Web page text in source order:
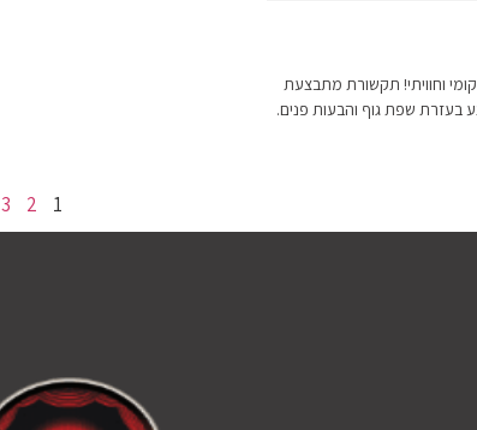
וחוויתי! תקשורת מתבצעת
שפת גוף והבעות פנים.
1
2
3